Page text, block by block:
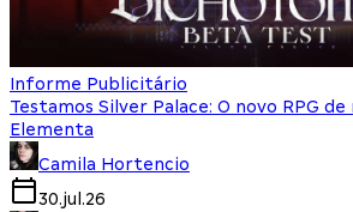
Informe Publicitário
Testamos Silver Palace: O novo RPG
Elementa
Camila Hortencio
30.jul.26